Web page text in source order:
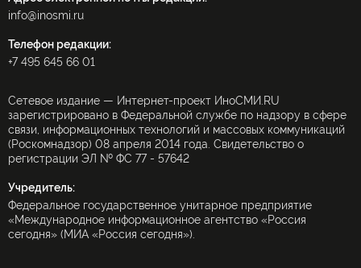
Адрес электронной почты редакции:
info@inosmi.ru
Телефон редакции:
Сетевое издание — Интернет-проект ИноСМИ.RU
зарегистрировано в Федеральной службе по надзору в сфере
связи, информационных технологий и массовых коммуникаций
(Роскомнадзор) 08 апреля 2014 года. Свидетельство о
регистрации ЭЛ № ФС 77 - 57642
Учредитель:
Федеральное государственное унитарное предприятие
«Международное информационное агентство «Россия